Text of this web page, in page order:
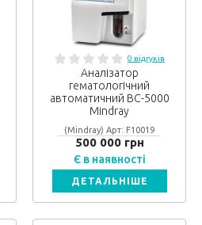
0 відгуків
Аналізатор
гематологічний
автоматичний BC-5000
Mindray
(Mindray) Арт: F10019
500 000 грн
Є в наявності
ДЕТАЛЬНІШЕ